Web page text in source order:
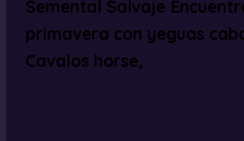
Semental Salvaje
primavera con yeguas
Cavalos horse,